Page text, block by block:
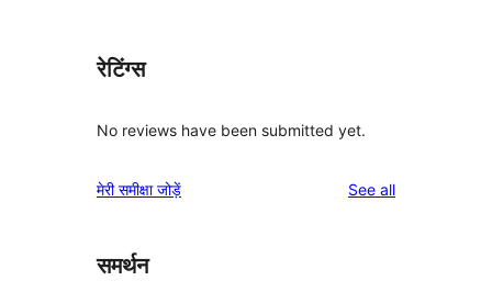
रेटिंग्स
No reviews have been submitted yet.
मेरी समीक्षा जोड़ें See allreviews
समर्थन